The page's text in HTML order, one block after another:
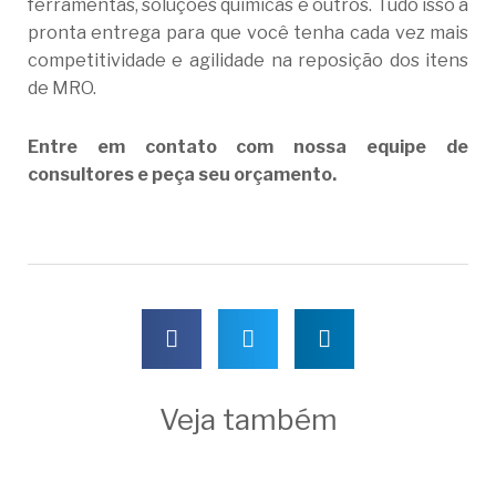
ferramentas, soluções químicas e outros. Tudo isso a
pronta entrega para que você tenha cada vez mais
competitividade e agilidade na reposição dos itens
de MRO.
Entre em contato com nossa equipe de
consultores e peça seu orçamento.
Veja também